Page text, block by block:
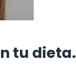
tu dieta.